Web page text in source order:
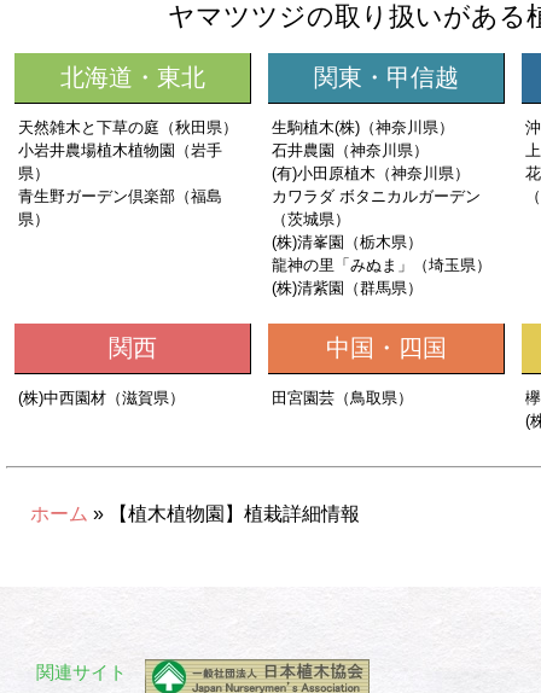
ヤマツツジの取り扱いがある
北海道・東北
天然雑木と下草の庭（秋田県）
小岩井農場植木植物園（岩手
県）
青生野ガーデン倶楽部（福島
県）
関東・甲信越
生駒植木(株)（神奈川県）
石井農園（神奈川県）
(有)小田原植木（神奈川県）
カワラダ ボタニカルガーデン
（茨城県）
(株)清峯園（栃木県）
龍神の里「みぬま」（埼玉県）
(株)清紫園（群馬県）
関西
(株)中西園材（滋賀県）
中国・四国
田宮園芸（鳥取県）
(
ホーム » 【植木植物園】植栽詳細情報
関連サイト